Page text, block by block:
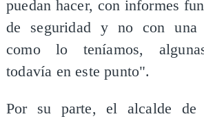
puedan hacer, con informes
de seguridad y no con una
como lo teníamos,
todavía en este punto".
Por su parte, el alcalde de